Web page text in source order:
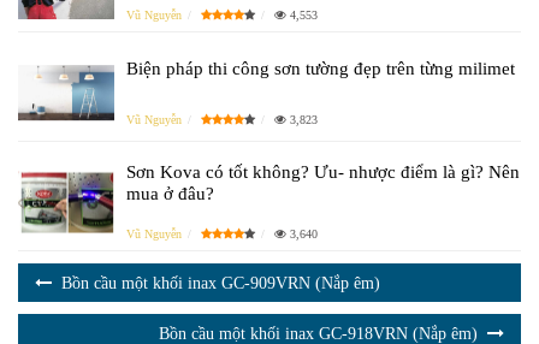
Vũ Nguyễn 4,553
Biện pháp thi công sơn tường đẹp trên từng milimet
Vũ Nguyễn 3,823
Sơn Kova có tốt không? Ưu- nhược điểm là gì? Nên
mua ở đâu?
Vũ Nguyễn 3,640
Bồn cầu một khối inax GC-909VRN (Nắp êm)
Bồn cầu một khối inax GC-918VRN (Nắp êm)